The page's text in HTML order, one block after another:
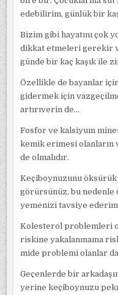
edebilirim, günlük bir
Bizim gibi hayatını çok
dikkat etmeleri gerekir
günde bir kaç kaşık ile
Özellikle de bayanlar
gidermek için
artırıverin de…
Fosfor ve kalsiyum
kemik erimesi olanların
de olmalıdır.
Keçiboynuzunu öksürük
görürsünüz, bu nedenle
yemenizi tavsiye
Kolesterol problemleri
riskine yakalanmama
mide problemi olanlar
Geçenlerde bir
yerine keçiboynuzu